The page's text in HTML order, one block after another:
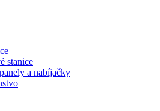
stanice
a nabíjačky